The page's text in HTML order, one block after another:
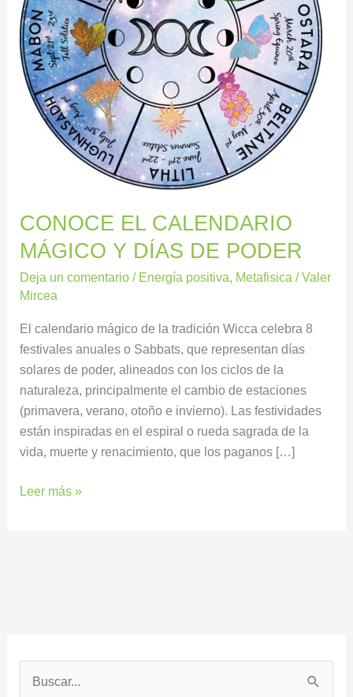
CONOCE EL CALENDARIO
MÁGICO Y DÍAS DE PODER
Deja un comentario / Energía positiva, Metafisica /Valer
Mircea
El calendario mágico de la tradición Wicca celebra 8
festivales anuales o Sabbats, que representan días
solares de poder, alineados con los ciclos de la
naturaleza, principalmente el cambio de estaciones
(primavera, verano, otoño e invierno). Las festividades
están inspiradas en el espiral o rueda sagrada de la
vida, muerte y renacimiento, que los paganos […]
DE
PODER
Leer más »